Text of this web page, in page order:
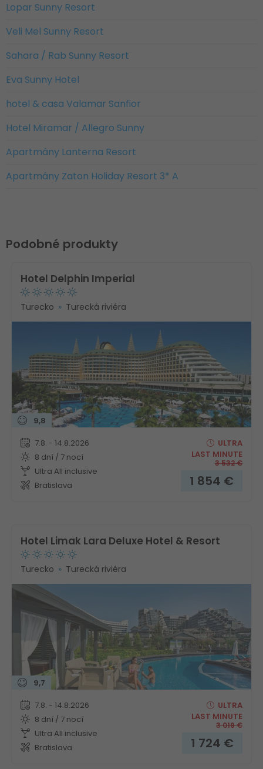
Lopar Sunny Resort
Veli Mel Sunny Resort
Sahara / Rab Sunny Resort
Eva Sunny Hotel
hotel & casa Valamar Sanfior
Hotel Miramar / Allegro Sunny
Apartmány Lanterna Resort
Apartmány Zaton Holiday Resort 3* A
Podobné produkty
Hotel Delphin Imperial
Turecko Turecká riviéra
9,8
7.8. - 14.8.2026
8 dní / 7 nocí
Ultra All inclusive
Bratislava
ULTRA
LAST MINUTE
3 532€
1 854 €
Hotel Limak Lara Deluxe Hotel & Resort
Turecko Turecká riviéra
9,7
7.8. - 14.8.2026
8 dní / 7 nocí
Ultra All inclusive
Bratislava
ULTRA
LAST MINUTE
3 019€
1 724 €